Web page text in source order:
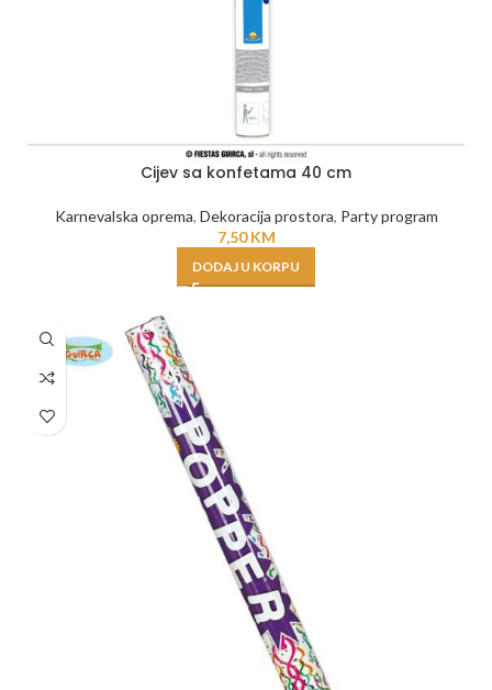
Cijev sa konfetama 40 cm
Karnevalska oprema, Dekoracija prostora, Party program
7,50KM
DODAJ U KORPU